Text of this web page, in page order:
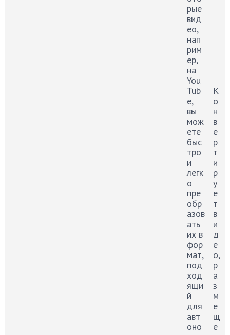
рые
вид
ео,
нап
рим
ер,
на
You
Tub
e,
вы
мож
ете
быс
тро
и
легк
о
пре
обр
азов
ать
их в
фор
мат,
под
ход
ящи
й
для
авт
оно
К
о
н
в
е
р
т
и
р
у
е
т
в
и
д
е
о,
р
а
з
м
е
щ
е